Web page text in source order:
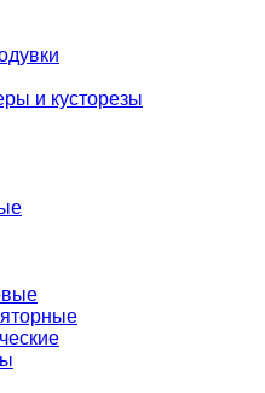
и кусторезы